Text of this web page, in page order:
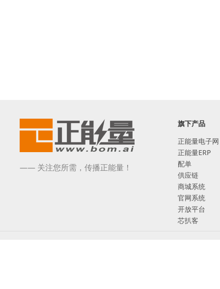
—— 关注您所需，传播正能量！
旗下产品
正能量电子网
正能量ERP
配单
供应链
商城系统
官网系统
开放平台
芯扒客